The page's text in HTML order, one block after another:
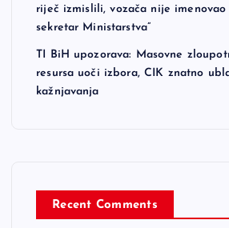
riječ izmislili, vozača nije imenovao
sekretar Ministarstva”
TI BiH upozorava: Masovne
resursa uoči izbora, CIK znatno
kažnjavanja
Recent Comments